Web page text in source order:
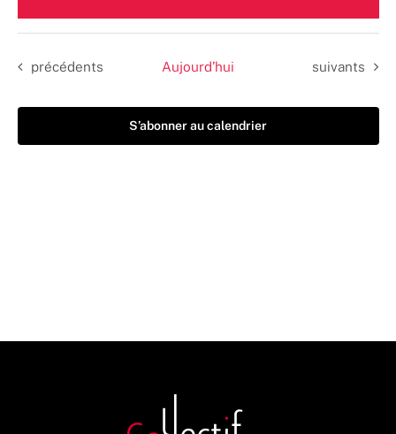
une
date.
Évènements
précédents Aujourd’hui Évènements
suivants
S’abonner au calendrier